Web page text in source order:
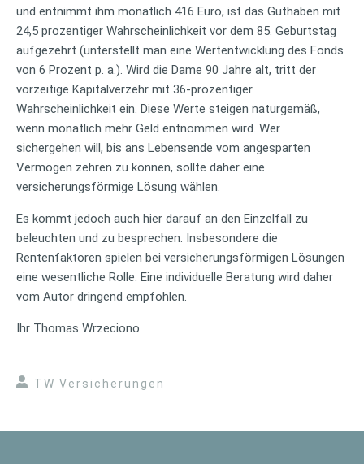
und entnimmt ihm monatlich 416 Euro, ist das Guthaben mit
24,5 prozentiger Wahrscheinlichkeit vor dem 85. Geburtstag
aufgezehrt (unterstellt man eine Wertentwicklung des Fonds
von 6 Prozent p. a.). Wird die Dame 90 Jahre alt, tritt der
vorzeitige Kapitalverzehr mit 36-prozentiger
Wahrscheinlichkeit ein. Diese Werte steigen naturgemäß,
wenn monatlich mehr Geld entnommen wird. Wer
sichergehen will, bis ans Lebensende vom angesparten
Vermögen zehren zu können, sollte daher eine
versicherungsförmige Lösung wählen.
Es kommt jedoch auch hier darauf an den Einzelfall zu
beleuchten und zu besprechen. Insbesondere die
Rentenfaktoren spielen bei versicherungsförmigen Lösungen
eine wesentliche Rolle. Eine individuelle Beratung wird daher
vom Autor dringend empfohlen.
Ihr Thomas Wrzeciono
TW Versicherungen